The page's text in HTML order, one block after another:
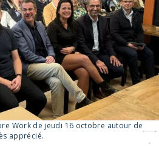
Work de jeudi 16 octobre autour de
apprécié.